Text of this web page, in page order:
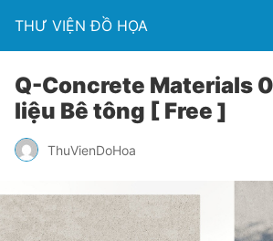
THƯ VIỆN ĐỒ HỌA
Q-Concrete Materials
liệu Bê tông [ Free ]
ThuVienDoHoa